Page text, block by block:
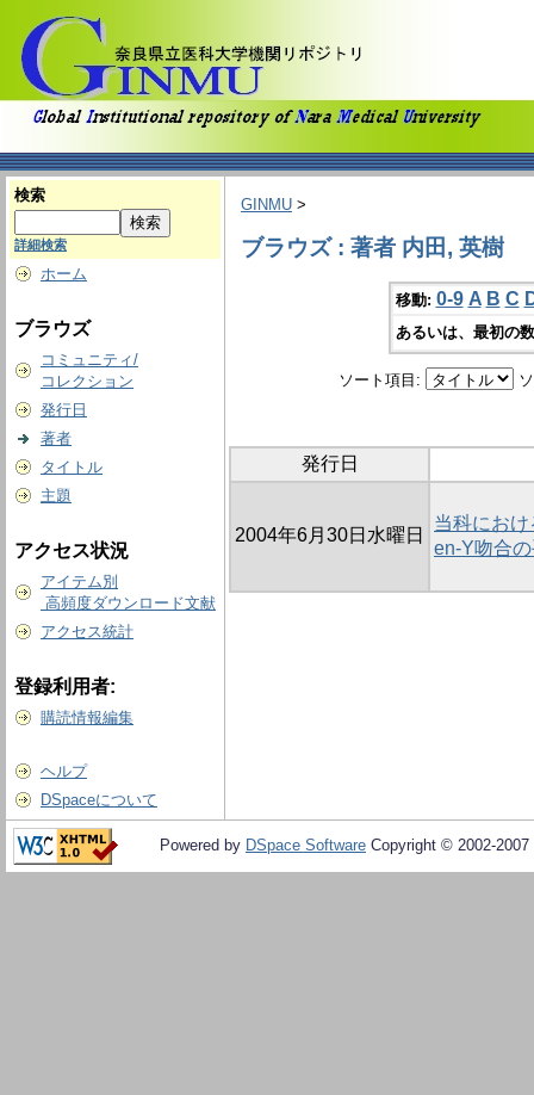
検索
詳細検索
ホーム
ブラウズ
コミュニティ/
コレクション
発行日
著者
タイトル
主題
アクセス状況
アイテム別
高頻度ダウンロード文献
アクセス統計
登録利用者:
購読情報編集
ヘルプ
DSpaceについて
GINMU >
ブラウズ : 著者 内田, 英樹
移動: 0-9 A B C
あるいは、最初の
ソート項目:
発行日
2004年6月30日水曜日
当科にお
en-Y吻合
Powered by DSpace Software Copyright © 2002-2007